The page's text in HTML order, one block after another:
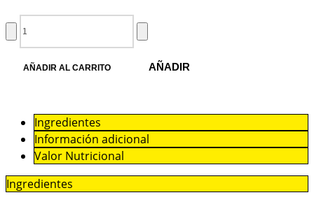
AÑADIR AL CARRITO AÑADIR
Ingredientes
Información adicional
Valor Nutricional
Ingredientes